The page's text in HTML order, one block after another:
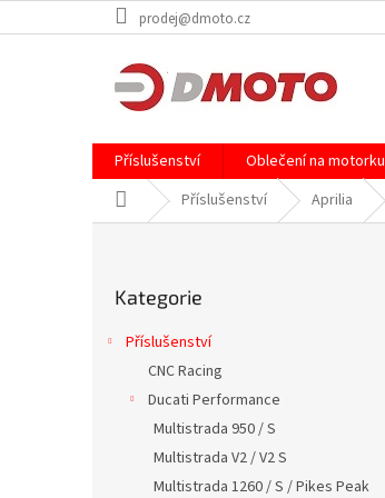
na
prodej@dmoto.cz
Příslušenství Oblečení na motorku
Domů Příslušenství Aprilia
kategorie
Kategorie
Příslušenství
CNC Racing
Ducati Performance
Multistrada 950 / S
Multistrada V2 / V2 S
Multistrada 1260 / S / Pikes Peak